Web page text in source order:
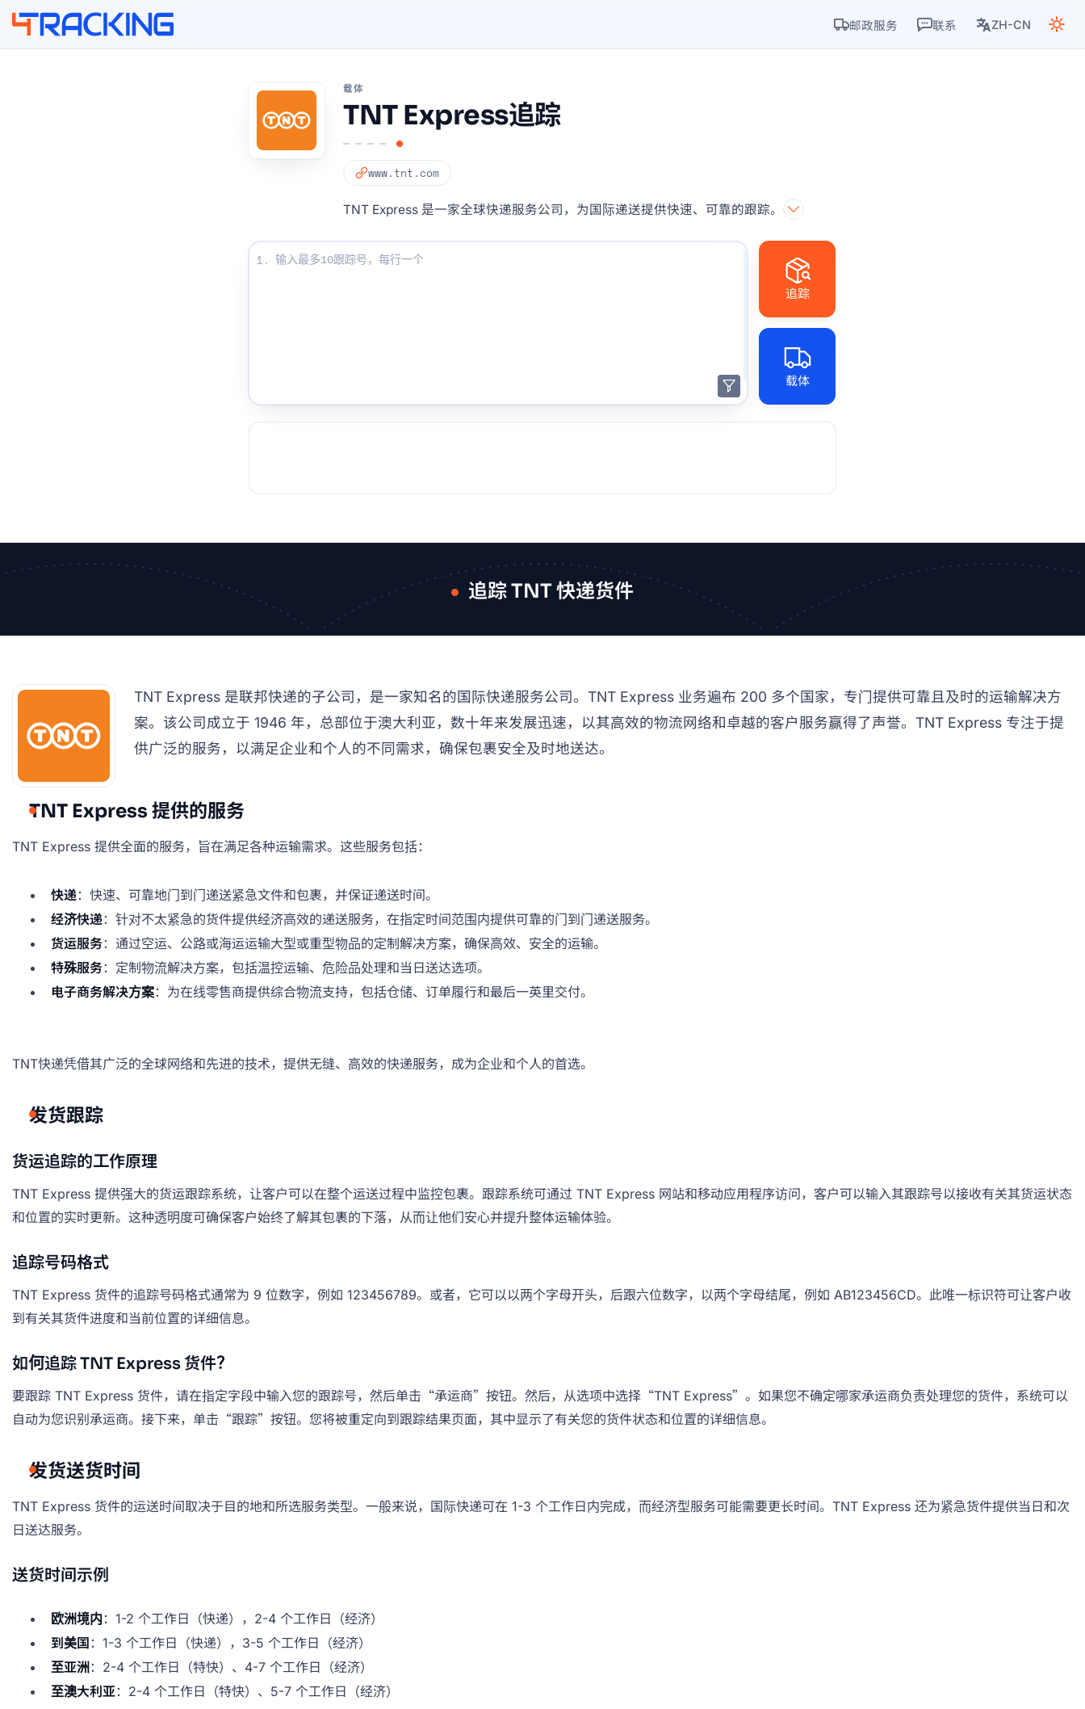
邮政服务 联系 ZH-CN
载体
TNT Express追踪
www.tnt.com
TNT Express 是一家全球快递服务公司，为国际递送提供快速、可靠的跟踪。
输入您的跟踪号码：
1.
追踪
载体
追踪 TNT 快递货件
TNT Express 是联邦快递的子公司，是一家知名的国际快递服务公司。TNT Express 业务遍布 200 多个国家，专门提供可靠且及时的运输解决方
案。该公司成立于 1946 年，总部位于澳大利亚，数十年来发展迅速，以其高效的物流网络和卓越的客户服务赢得了声誉。TNT Express 专注于提
供广泛的服务，以满足企业和个人的不同需求，确保包裹安全及时地送达。
TNT Express 提供的服务
TNT Express 提供全面的服务，旨在满足各种运输需求。这些服务包括：
快递：快速、可靠地门到门递送紧急文件和包裹，并保证递送时间。
经济快递：针对不太紧急的货件提供经济高效的递送服务，在指定时间范围内提供可靠的门到门递送服务。
货运服务：通过空运、公路或海运运输大型或重型物品的定制解决方案，确保高效、安全的运输。
特殊服务：定制物流解决方案，包括温控运输、危险品处理和当日送达选项。
电子商务解决方案：为在线零售商提供综合物流支持，包括仓储、订单履行和最后一英里交付。
TNT快递凭借其广泛的全球网络和先进的技术，提供无缝、高效的快递服务，成为企业和个人的首选。
发货跟踪
货运追踪的工作原理
TNT Express 提供强大的货运跟踪系统，让客户可以在整个运送过程中监控包裹。跟踪系统可通过 TNT Express 网站和移动应用程序访问，客户可以输入其跟踪号以接收有关其货运状态
和位置的实时更新。这种透明度可确保客户始终了解其包裹的下落，从而让他们安心并提升整体运输体验。
追踪号码格式
TNT Express 货件的追踪号码格式通常为 9 位数字，例如 123456789。或者，它可以以两个字母开头，后跟六位数字，以两个字母结尾，例如 AB123456CD。此唯一标识符可让客户收
到有关其货件进度和当前位置的详细信息。
如何追踪 TNT Express 货件？
要跟踪 TNT Express 货件，请在指定字段中输入您的跟踪号，然后单击“承运商”按钮。然后，从选项中选择“TNT Express”。如果您不确定哪家承运商负责处理您的货件，系统可以
自动为您识别承运商。接下来，单击“跟踪”按钮。您将被重定向到跟踪结果页面，其中显示了有关您的货件状态和位置的详细信息。
发货送货时间
TNT Express 货件的运送时间取决于目的地和所选服务类型。一般来说，国际快递可在 1-3 个工作日内完成，而经济型服务可能需要更长时间。TNT Express 还为紧急货件提供当日和次
日送达服务。
送货时间示例
欧洲境内：1-2 个工作日（快递），2-4 个工作日（经济）
到美国 ：1-3 个工作日（快递），3-5 个工作日（经济）
至亚洲 ：2-4 个工作日（特快）、4-7 个工作日（经济）
至澳大利亚：2-4 个工作日（特快）、5-7 个工作日（经济）